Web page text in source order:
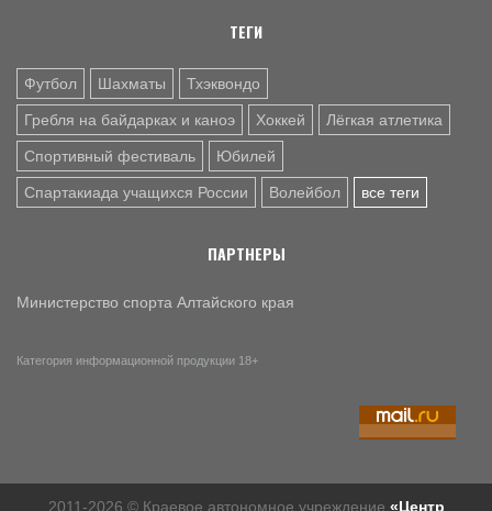
лодках "Дракон" и фестиваль "Трудовые резервы" (много
фото)
ТЕГИ
Футбол Шахматы Тхэквондо
Гребля на байдарках и каноэ Хоккей Лёгкая атлетика
Спортивный фестиваль Юбилей
Спартакиада учащихся России Волейбол все теги
ПАРТНЕРЫ
Министерство спорта Алтайского края
Категория информационной продукции 18+
2011-2026 © Краевое автономное учреждение «Центр